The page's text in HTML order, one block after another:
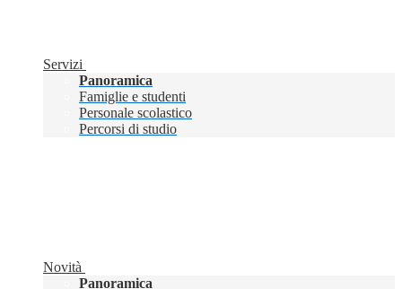
Servizi
Panoramica
Famiglie e studenti
Personale scolastico
Percorsi di studio
Novità
Panoramica